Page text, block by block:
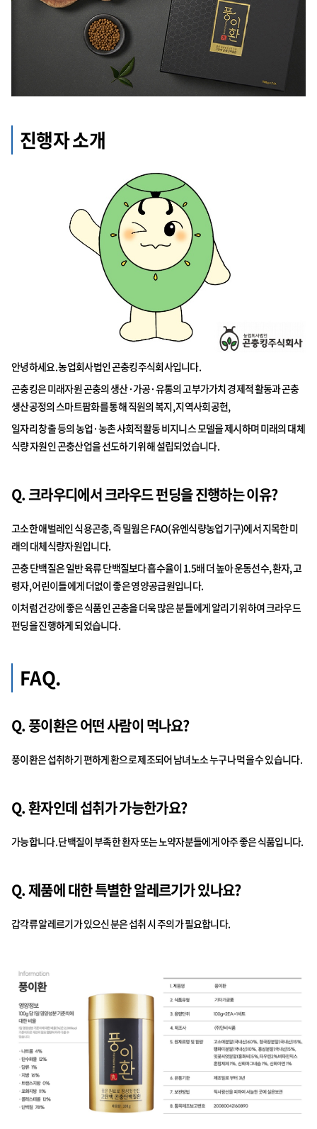
진행자 소개
안녕하세요. 농업회사법인 곤충킹주식회사입니다.
곤충킹은 미래자원 곤충의 생산·가공·유통의 고부가가치 경제적 활동과 곤충
생산공정의 스마트팜화를 통해 직원의 복지, 지역사회공헌,
일자리 창출 등의 농업·농촌 사회적활동 비지니스 모델을 제시하며 미래의 대체
식량 자원인 곤충산업을 선도하기 위해 설립되었습니다.
Q. 크라우디에서 크라우드 펀딩을 진행하는 이유?
고소한 애벌레인 식용곤충, 즉 밀웜은 FAO(유엔식량농업기구)에서 지목한 미
래의 대체식량자원입니다.
곤충 단백질은 일반 육류 단백질보다 흡수율이 1.5배 더 높아 운동선수, 환자, 고
령자, 어린이들에게 더없이 좋은 영양공급원입니다.
이처럼 건강에 좋은 식품인 곤충을 더욱 많은 분들에게 알리기 위하여 크라우드
펀딩을 진행하게 되었습니다.
FAQ.
Q. 풍이환은 어떤 사람이 먹나요?
풍이환은 섭취하기 편하게 환으로 제조되어 남녀노소 누구나 먹을 수 있습니다.
Q. 환자인데 섭취가 가능한가요?
가능합니다. 단백질이 부족한 환자 또는 노약자분들에게 아주 좋은 식품입니다.
Q. 제품에 대한 특별한 알레르기가 있나요?
갑각류 알레르기가 있으신 분은 섭취 시 주의가 필요합니다.